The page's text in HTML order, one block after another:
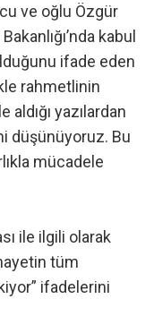
ve oğlu Özgür
kabul
ifade eden
rahmetlinin
aldığı yazılardan
düşünüyoruz. Bu
mücadele
ile ilgili olarak
tüm
ifadelerini